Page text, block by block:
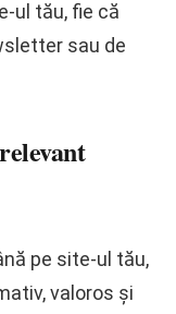
ul tău, fie că
sau de
pe site-ul tău,
valoros și